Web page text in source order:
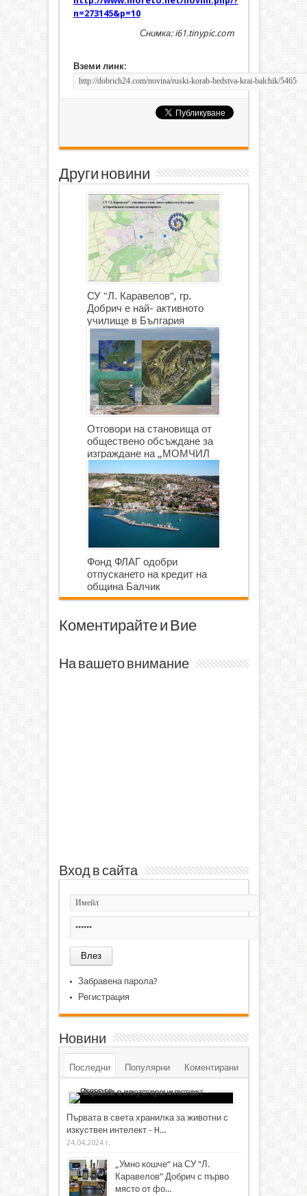
n=273145&p=10
Снимка: i61.tinypic.com
Вземи линк:
Други новини
СУ "Л. Каравелов", гр.
Добрич е най- активното
училище в България
Отговори на становища от
обществено обсъждане за
изграждане на „МОМЧИЛ
ГОЛФ И ГОЛФ ИГРИЩЕ”
Фонд ФЛАГ одобри
отпускането на кредит на
община Балчик
Коментирайте и Вие
На вашето внимание
Вход в сайта
Забравена парола?
Регистрация
Новини
Последни Популярни Коментирани
Първата в света хранилка за животни с
изкуствен интелект - H...
24.04.2024 г.
„Умно кошче“ на СУ “Л.
Каравелов” Добрич с първо
място от фо...